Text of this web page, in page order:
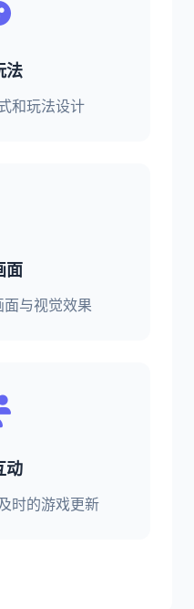
法
和玩法设计
面
与视觉效果
动
时的游戏更新